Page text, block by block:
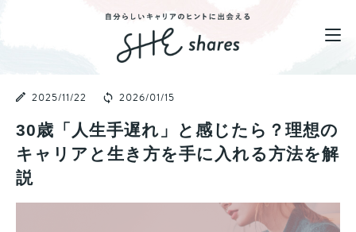
2025/11/22 2026/01/15
30歳「人生手遅れ」と感じたら？理想の
キャリアと生き方を手に入れる方法を解
説